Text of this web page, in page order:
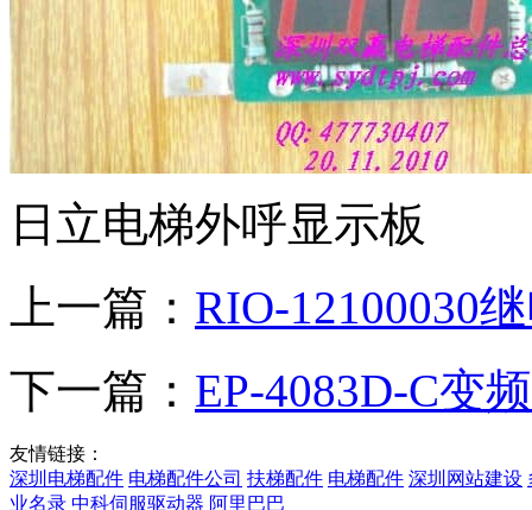
日立电梯外呼显示板
上一篇： RIO-12100030
下一篇： EP-4083D-C变
友情链接：
深圳电梯配件 电梯配件公司 扶梯配件 电梯配件 深圳网站建设
业名录 中科伺服驱动器 阿里巴巴